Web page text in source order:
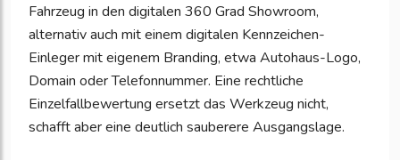
Fahrzeug in den digitalen 360 Grad Showroom,
alternativ auch mit einem digitalen Kennzeichen-
Einleger mit eigenem Branding, etwa Autohaus-Logo,
Domain oder Telefonnummer. Eine rechtliche
Einzelfallbewertung ersetzt das Werkzeug nicht,
schafft aber eine deutlich sauberere Ausgangslage.